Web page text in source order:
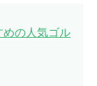
めの人気ゴル